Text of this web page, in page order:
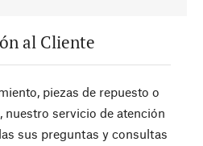
al Cliente
piezas de repuesto o
nuestro servicio de atención
sus preguntas y consultas